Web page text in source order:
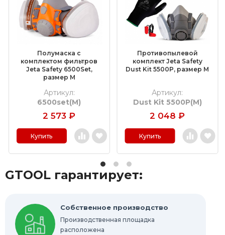
Обдирочные круги
Шлифовальные валики Фибровые круги
Абразивные шлифовальные головки
Шлифовальные листы и рулоны
Круги с креплением Roloc™
Шлифовальные абразивные ленты
Отрезные круги по металлу
Шлифовальные гильзы
Шлифовальные абразивные губки, бруски
Полумаска с
комплектом фильтров
Jeta Safety 6500Set,
размер M
Артикул:
6500set(M)
2 573 ₽
Купить
Противопылевой
комплект Jeta Safety
Dust Kit 5500P, размер M
Артикул:
Dust Kit 5500P(M)
2 048 ₽
Купить
GTOOL гарантирует:
Собственное производство
Производственная площадка
расположена